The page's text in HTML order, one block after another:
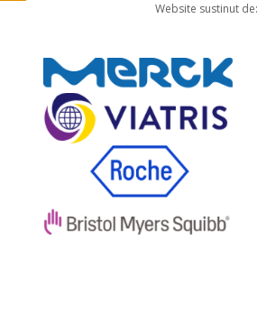
Website sustinut de: